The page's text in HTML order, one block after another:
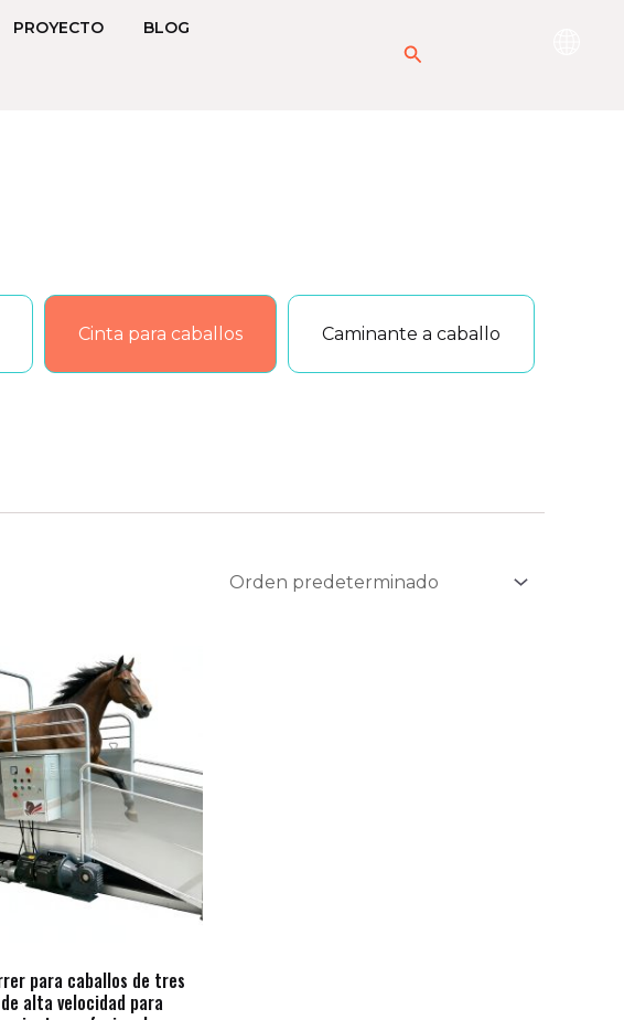
PROYECTO BLOG
搜
Cinta para caballos Caminante a caballo
para caballos de tres
alta velocidad para